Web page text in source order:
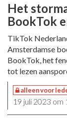
Het
BookTok
TikTok
Amsterdamse
BookTok, het
tot lezen
alleen voor
19 juli 2023 om